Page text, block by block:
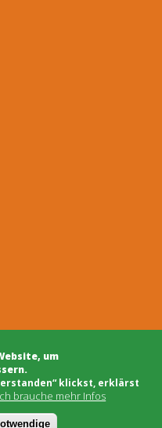
um
klickst, erklärst
brauche mehr Infos